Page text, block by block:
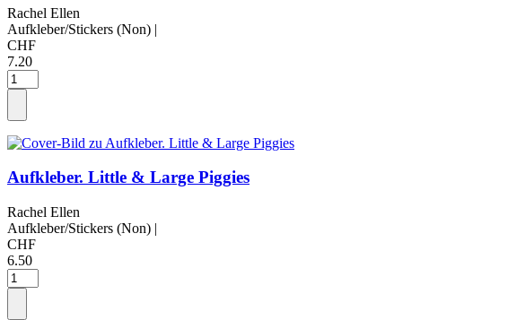
Rachel Ellen
Aufkleber/Stickers (Non) |
CHF
7.20
Aufkleber. Little & Large Piggies
Rachel Ellen
Aufkleber/Stickers (Non) |
CHF
6.50